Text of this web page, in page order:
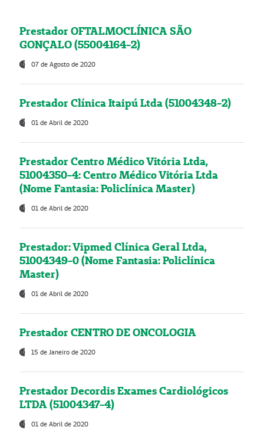
Prestador OFTALMOCLÍNICA SÃO
GONÇALO (55004164-2)
07 de Agosto de 2020
Prestador Clínica Itaipú Ltda (51004348-2)
01 de Abril de 2020
Prestador Centro Médico Vitória Ltda,
51004350-4: Centro Médico Vitória Ltda
(Nome Fantasia: Policlínica Master)
01 de Abril de 2020
Prestador: Vipmed Clínica Geral Ltda,
51004349-0 (Nome Fantasia: Policlínica
Master)
01 de Abril de 2020
Prestador CENTRO DE ONCOLOGIA
15 de Janeiro de 2020
Prestador Decordis Exames Cardiológicos
LTDA (51004347-4)
01 de Abril de 2020